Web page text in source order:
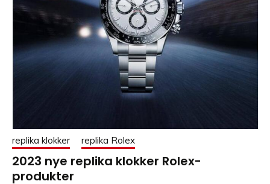
replika klokker replika Rolex
2023 nye replika klokker Rolex-
produkter